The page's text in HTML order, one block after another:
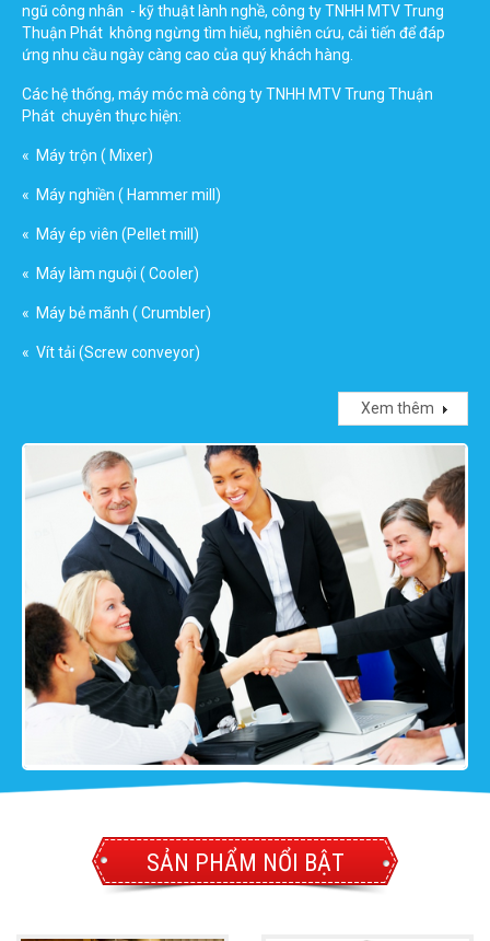
ngũ công nhân - kỹ thuật lành nghề, công ty TNHH MTV Trung
Thuận Phát không ngừng tìm hiểu, nghiên cứu, cải tiến để đáp
ứng nhu cầu ngày càng cao của quý khách hàng.
Các hệ thống, máy móc mà công ty TNHH MTV Trung Thuận
Phát chuyên thực hiện:
« Máy trộn ( Mixer)
« Máy nghiền ( Hammer mill)
« Máy ép viên (Pellet mill)
« Máy làm nguội ( Cooler)
« Máy bẻ mãnh ( Crumbler)
« Vít tải (Screw conveyor)
Xem thêm
SẢN PHẨM NỔI BẬT